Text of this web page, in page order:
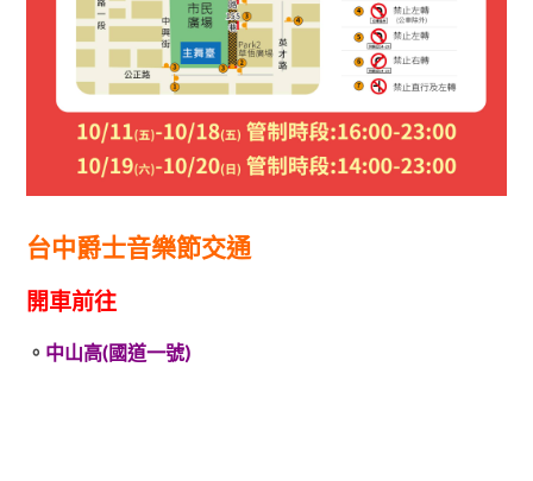
台中爵士音樂節交通
開車前往
。 中山高(國道一號)